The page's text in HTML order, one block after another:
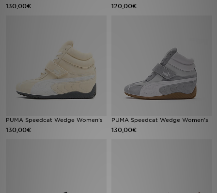
130,00€ 120,00€
PUMA Speedcat Wedge Women's
130,00€
PUMA Speedcat Wedge Women's
130,00€
JD Exklusives
Lade Die APP
Geschenkkarte
Filialfinder